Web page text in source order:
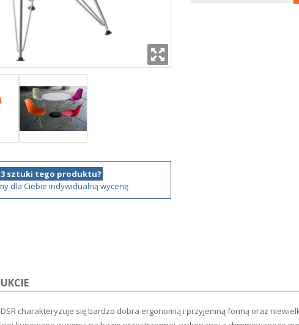
sztuki tego produktu?
dla Ciebie indywidualną wycenę
charakteryzuje się bardzo dobra ergonomią i przyjemną formą oraz